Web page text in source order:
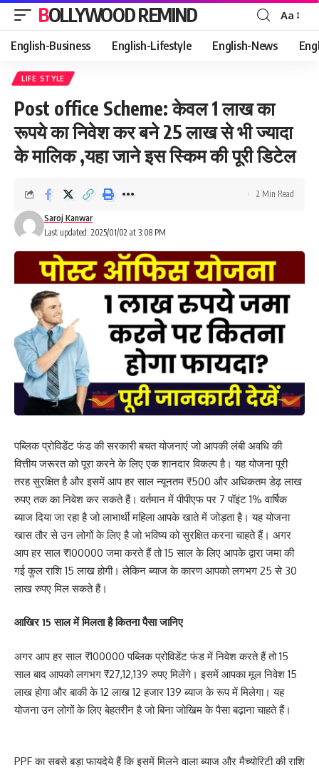
BOLLYWOOD REMIND
Font
Resizer
Aa
English-Business English-Lifestyle English-News
LIFE STYLE
Post office Scheme: केवल 1 लाख का
रूपये का निवेश कर बने 25 लाख से भी ज्यादा
के मालिक ,यहा जाने इस स्किम की पूरी डिटेल
Last updated: 2025/01/02 at 3:08 PM
Saroj Kanwar
2 Min Read
पब्लिक प्रोविडेंट फंड की सरकारी बचत योजनाएं जो आपकी लंबी अवधि की
वित्तीय जरूरत को पूरा करने के लिए एक शानदार विकल्प है। यह योजना पूरी
तरह सुरक्षित है और इसमें आप हर साल न्यूनतम ₹500 और अधिकतम डेढ़ लाख
रुपए तक का निवेश कर सकते हैं। वर्तमान में पीपीएफ पर 7 पॉइंट 1% वार्षिक
ब्याज दिया जा रहा है जो लाभार्थी महिला आपके खाते में जोड़ता है। यह योजना
खास तौर से उन लोगों के लिए है जो भविष्य को सुरक्षित करना चाहते हैं। अगर
आप हर साल ₹100000 जमा करते हैं तो 15 साल के लिए आपके द्वारा जमा की
गई कुल राशि 15 लाख होगी। लेकिन ब्याज के कारण आपको लगभग 25 से 30
लाख रुपए मिल सकते हैं।
आखिर 15 साल में मिलता है कितना पैसा जानिए
अगर आप हर साल ₹100000 पब्लिक प्रोविडेंट फंड में निवेश करते हैं तो 15
साल बाद आपको लगभग ₹27,12,139 रुपए मिलेंगे। इसमें आपका मूल निवेश 15
लाख होगा और बाकी के 12 लाख 12 हजार 139 ब्याज के रूप में मिलेगा। यह
योजना उन लोगों के लिए बेहतरीन है जो बिना जोखिम के पैसा बढ़ाना चाहते हैं।
PPF का सबसे बड़ा फायदेये हैं कि इसमें मिलने वाला ब्याज और मैच्योरिटी की राशि